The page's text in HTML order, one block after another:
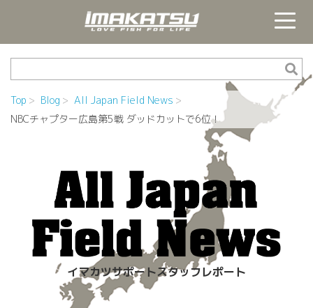
Top Blog
All Japan Field News
NBCチャプター広島第5戦 ダッドカットで6位！
イマカツサポートスタッフレポート